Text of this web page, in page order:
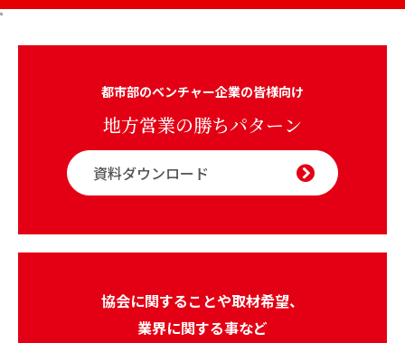
s
都市部のベンチャー企業の皆様向け
地方営業の勝ちパターン
資料ダウンロード
協会に関することや取材希望、
業界に関する事など